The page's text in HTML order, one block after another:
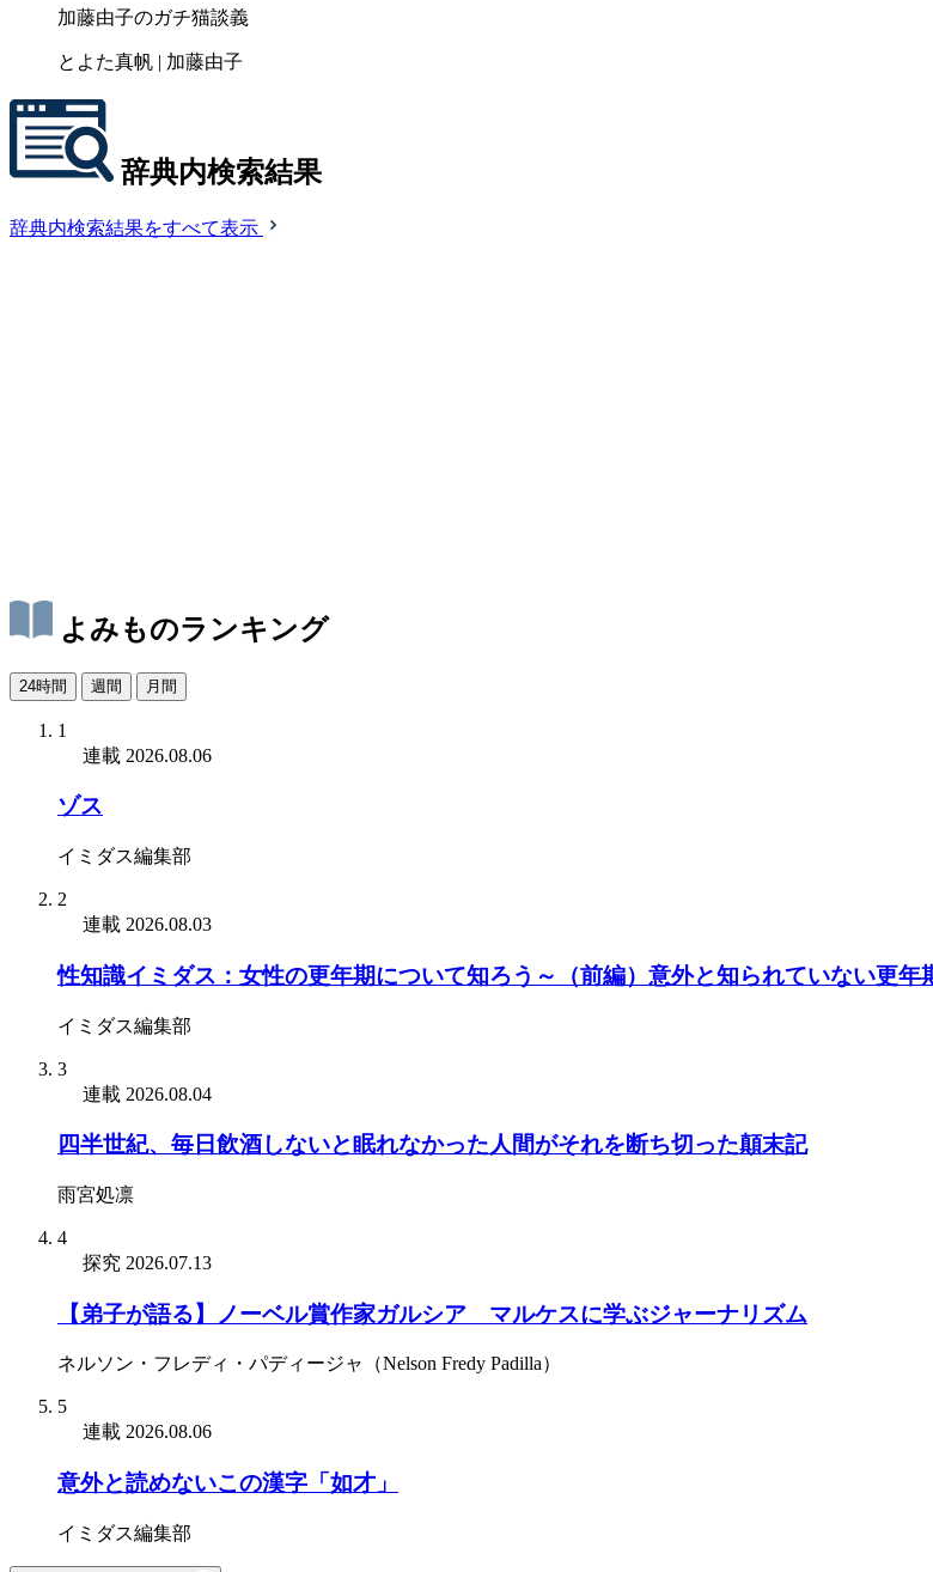
加藤由子のガチ猫談義
とよた真帆 | 加藤由子
辞典内検索結果
辞典内検索結果をすべて表示
よみものランキング
24時間 週間 月間
1
連載 2026.08.06
ゾス
イミダス編集部
2
連載 2026.08.03
性知識イミダス：女性の更年期について知ろう～（前編）意外と知られていない更年
イミダス編集部
3
連載 2026.08.04
四半世紀、毎日飲酒しないと眠れなかった人間がそれを断ち切った顛末記
雨宮処凛
4
探究 2026.07.13
【弟子が語る】ノーベル賞作家ガルシア゠マルケスに学ぶジャーナリズム
ネルソン・フレディ・パディージャ（Nelson Fredy Padilla）
5
連載 2026.08.06
意外と読めないこの漢字「如才」
イミダス編集部